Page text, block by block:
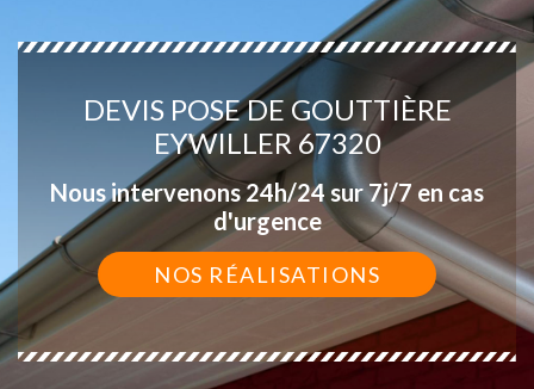
DEVIS POSE DE GOUTTIÈRE
EYWILLER 67320
Nous intervenons 24h/24 sur 7j/7 en cas
d'urgence
NOS RÉALISATIONS